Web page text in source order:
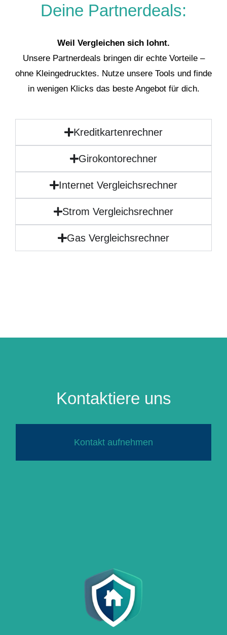
Deine Partnerdeals:
Weil Vergleichen sich lohnt.
Unsere Partnerdeals bringen dir echte Vorteile –
ohne Kleingedrucktes. Nutze unsere Tools und finde
in wenigen Klicks das beste Angebot für dich.
Kreditkartenrechner
Girokontorechner
Internet Vergleichsrechner
Strom Vergleichsrechner
Gas Vergleichsrechner
Kontaktiere uns
Kontakt aufnehmen